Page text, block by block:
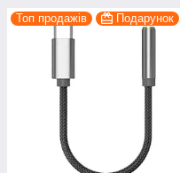
Топ продажів Подарунок